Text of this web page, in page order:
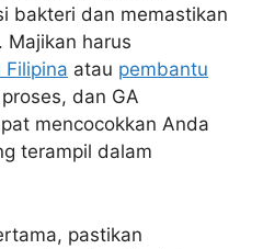
bakteri dan memastikan
Majikan harus
Filipina atau pembantu
dan GA
mencocokkan Anda
terampil dalam
pastikan